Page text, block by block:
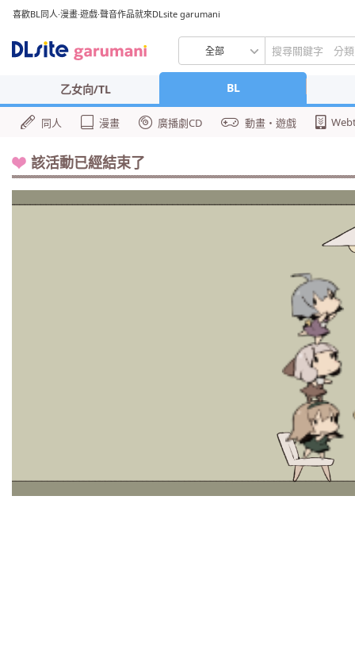
喜歡BL同人·漫畫·遊戲·聲音作品就來DLsite garumani
全部
乙女向/TL BL
同人 漫畫 廣播劇CD 動畫・遊戲
該活動已經結束了